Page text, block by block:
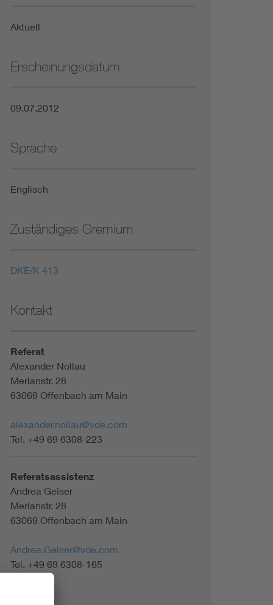
Aktuell
Erscheinungsdatum
09.07.2012
Sprache
Englisch
Zuständiges Gremium
DKE/K 413
Kontakt
Referat
Alexander Nollau
Merianstr. 28
63069 Offenbach am Main
alexander.nollau@vde.com
Tel. +49 69 6308-223
Referatsassistenz
Andrea Geiser
Merianstr. 28
63069 Offenbach am Main
Andrea.Geiser@vde.com
Tel. +49 69 6308-165